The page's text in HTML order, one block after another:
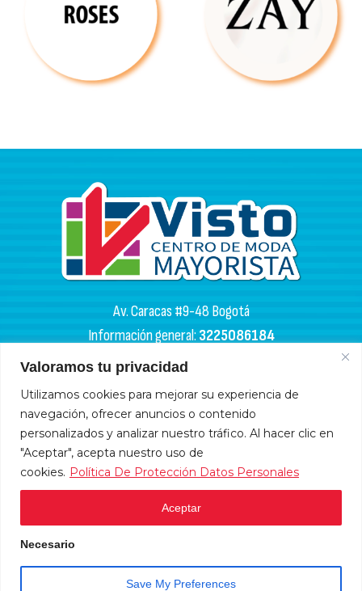
Valoramos tu privacidad
Utilizamos cookies para mejorar su experiencia de
navegación, ofrecer anuncios o contenido
personalizados y analizar nuestro tráfico. Al hacer clic en
"Aceptar", acepta nuestro uso de
cookies. Política De Protección Datos Personales
Aceptar
Necesario
Save My Preferences
Av. Caracas #9-48 Bogotá
Información general:3225086184
PQR:3102133050
HORARIOS DE APERTURA
Miércoles y sábados: 4:00 a. m. - 6:00 p. m.
Lunes, martes, jueves y viernes: 9:00 a. m. - 6:00 p. m.
Domingos y festivos: 10:00 a. m. - 5:00 p .m.
HORARIOS DE ADMINISTRACIÓN
Sábados: 9:00 a.m. - 12 m.
Atención en línea